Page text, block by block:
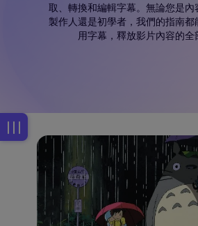
取、轉換和編輯字幕。無論您是內
製作人還是初學者，我們的指南都
用字幕，釋放影片內容的全